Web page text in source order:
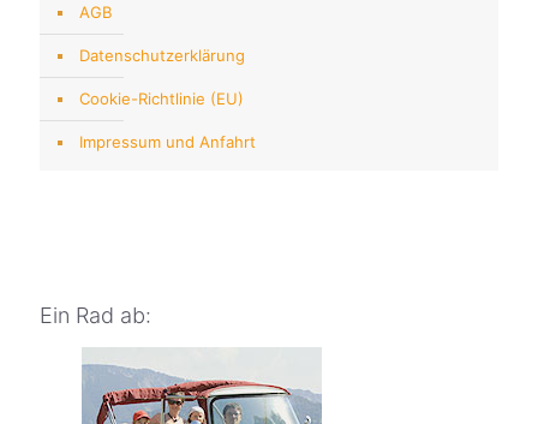
AGB
Datenschutzerklärung
Cookie-Richtlinie (EU)
Impressum und Anfahrt
Ein Rad ab: